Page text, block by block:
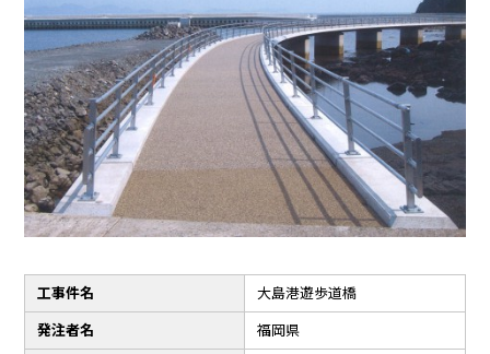
工事件名
大島港遊歩道橋
発注者名
福岡県